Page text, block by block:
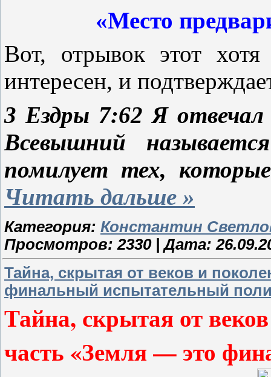
«Место
Вот, отрывок этот
интересен, и
3 Ездры 7:62 Я
Всевышний
помилует тех,
Читать дальше »
Категория: Константин
Просмотров: 2330 | Дата:
Тайна, скрытая от веков и
финальный испытательный
Тайна, скрытая от
часть «Земля — это